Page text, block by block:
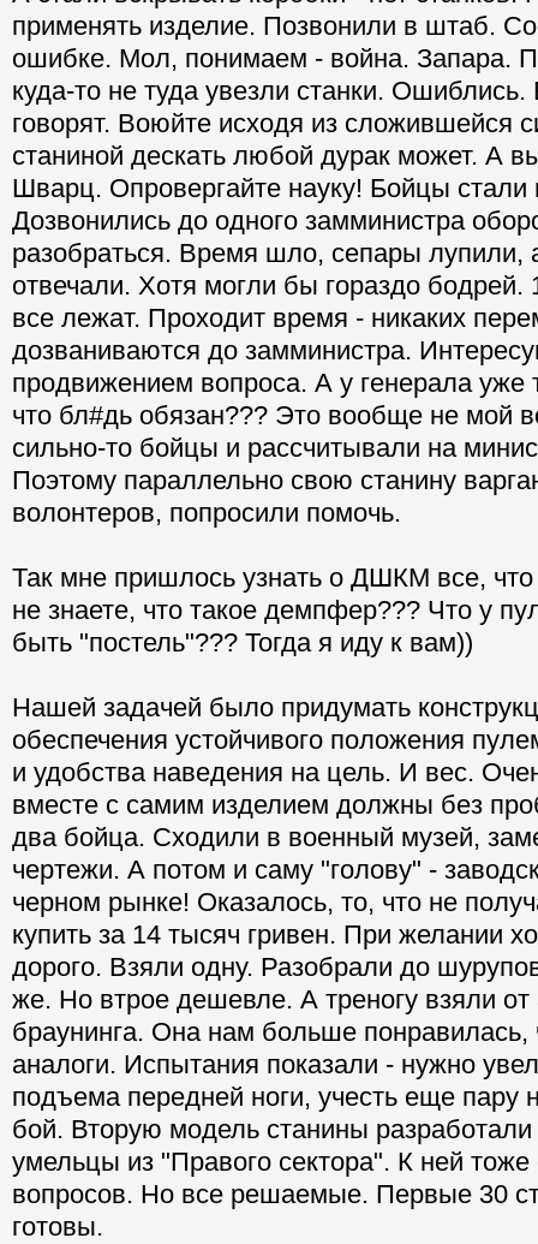
применять изделие. Позвонили в штаб.
ошибке. Мол, понимаем - война. Запара.
куда-то не туда увезли станки.
говорят. Воюйте исходя из сложившейся
станиной дескать любой дурак может. А
Шварц. Опровергайте науку! Бойцы стали
Дозвонились до одного замминистра
разобраться. Время шло, сепары лупили,
отвечали. Хотя могли бы гораздо
все лежат. Проходит время - никаких
дозваниваются до замминистра.
продвижением вопроса. А у генерала уже
что бл#дь обязан??? Это вообще не мой
сильно-то бойцы и рассчитывали на
Поэтому параллельно свою станину
волонтеров, попросили помочь.
Так мне пришлось узнать о ДШКМ все,
не знаете, что такое демпфер??? Что у
быть "постель"??? Тогда я иду к вам))
Нашей задачей было придумать
обеспечения устойчивого положения
и удобства наведения на цель. И вес.
вместе с самим изделием должны без
два бойца. Сходили в военный музей,
чертежи. А потом и саму "голову" -
черном рынке! Оказалось, то, что не
купить за 14 тысяч гривен. При желании
дорого. Взяли одну. Разобрали до
же. Но втрое дешевле. А треногу взяли от
браунинга. Она нам больше понравилась,
аналоги. Испытания показали - нужно
подъема передней ноги, учесть еще пару
бой. Вторую модель станины
умельцы из "Правого сектора". К ней тоже
вопросов. Но все решаемые. Первые 30
готовы.